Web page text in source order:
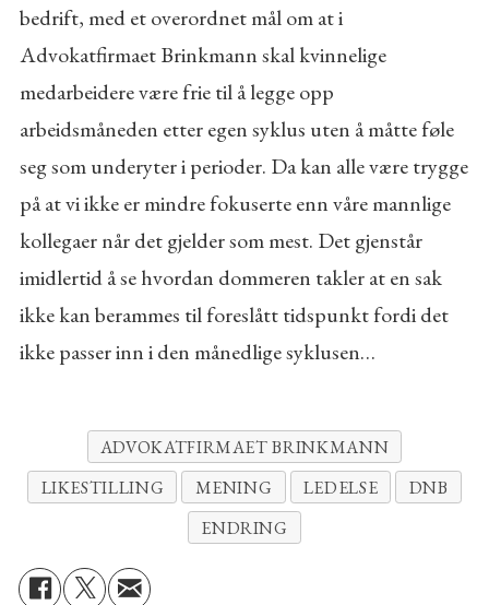
bedrift, med et overordnet mål om at i
Advokatfirmaet Brinkmann skal kvinnelige
medarbeidere være frie til å legge opp
arbeidsmåneden etter egen syklus uten å måtte føle
seg som underyter i perioder. Da kan alle være trygge
på at vi ikke er mindre fokuserte enn våre mannlige
kollegaer når det gjelder som mest. Det gjenstår
imidlertid å se hvordan dommeren takler at en sak
ikke kan berammes til foreslått tidspunkt fordi det
ikke passer inn i den månedlige syklusen…
ADVOKATFIRMAET BRINKMANN
LIKESTILLING
MENING LEDELSE
DNB
ENDRING